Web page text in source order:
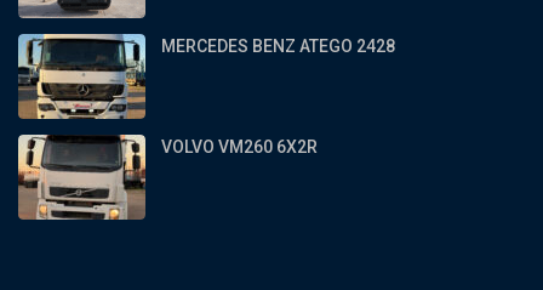
MERCEDES BENZ ATEGO 2428
VOLVO VM260 6X2R